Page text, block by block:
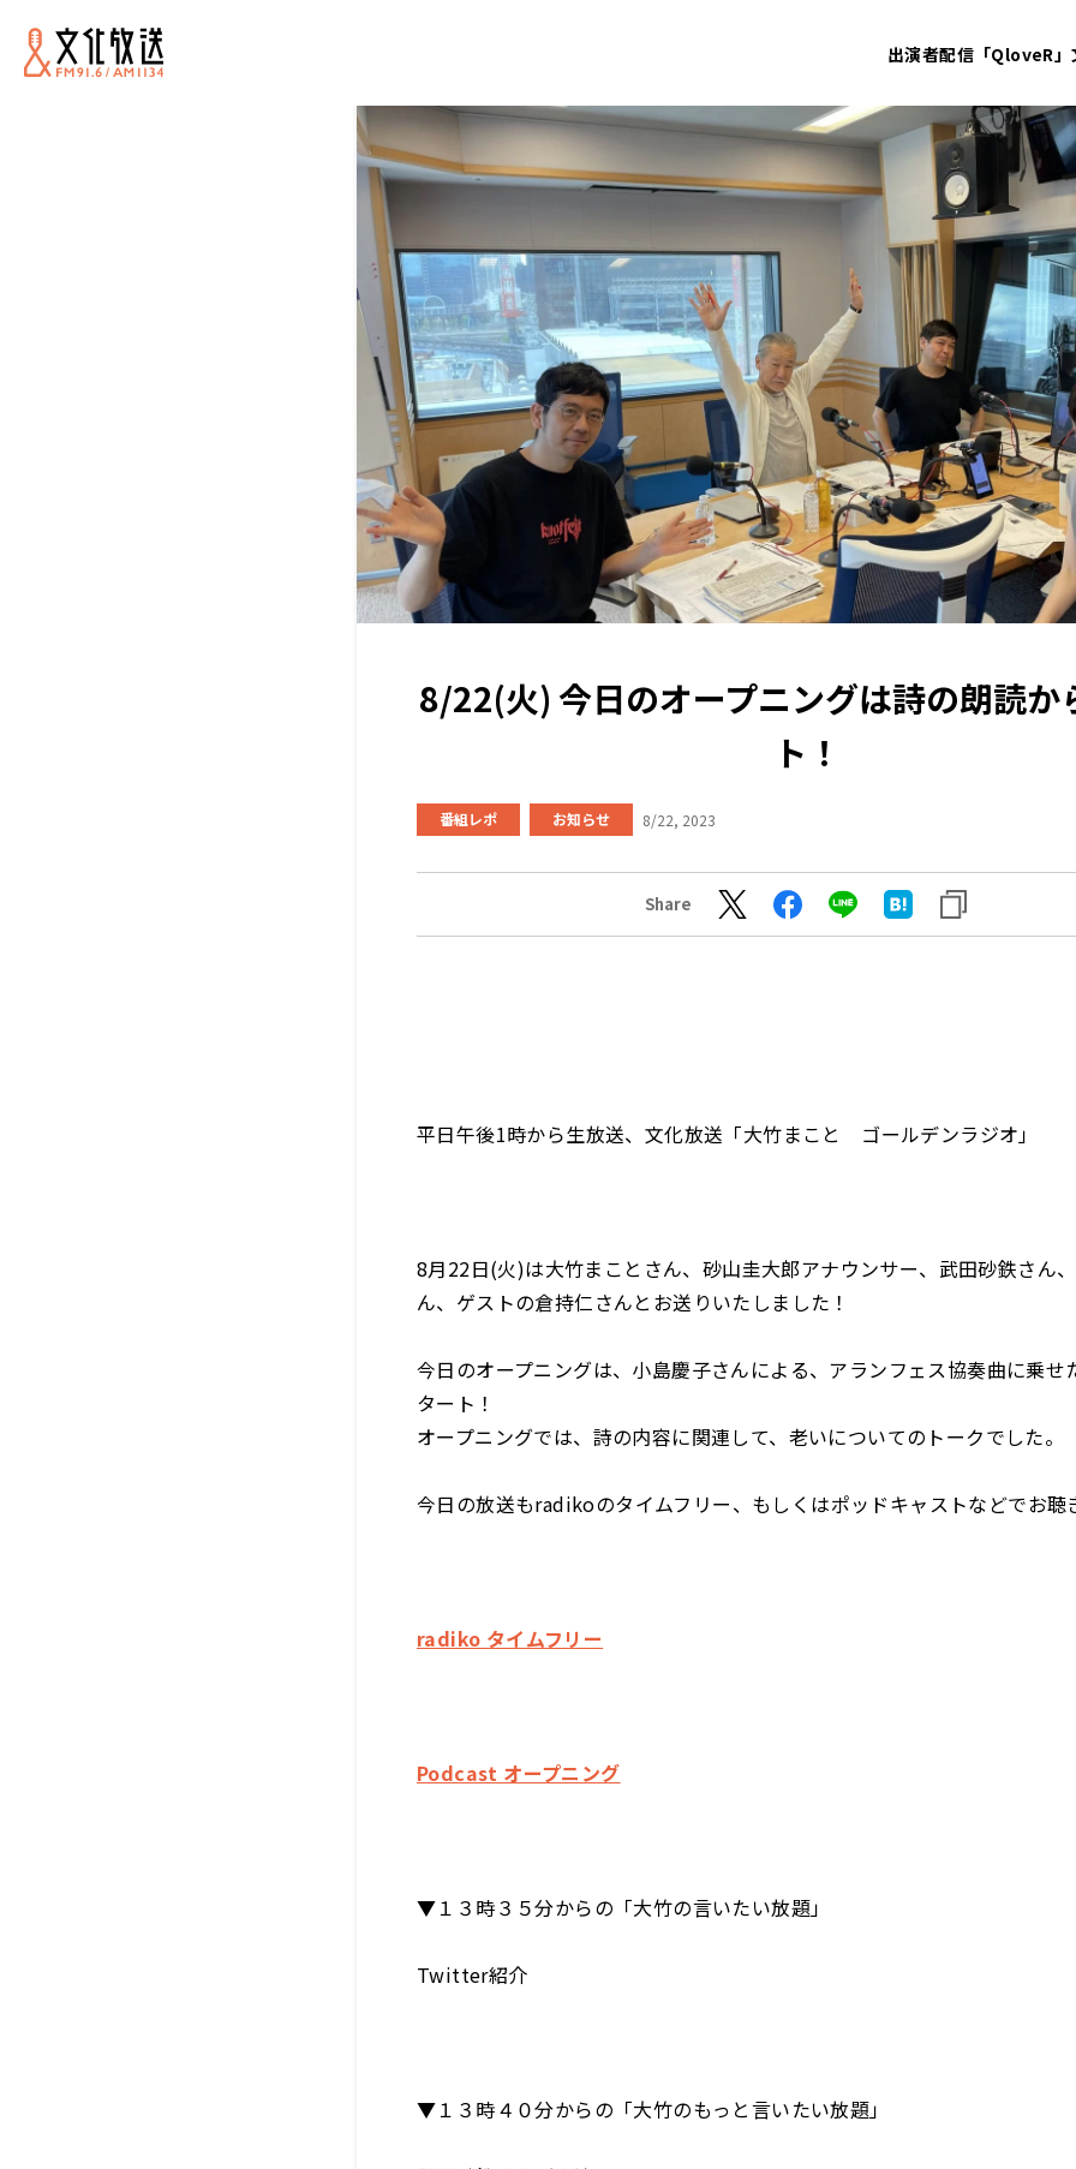
出演者配信「QloveR」
8/22(火) 今日のオープニングは詩の朗読か
ト！
番組レポ お知らせ 8/22, 2023
Share
平日午後1時から生放送、文化放送「大竹まこと ゴールデンラジオ」
8月22日(火)は大竹まことさん、砂山圭大郎アナウンサー、武田砂鉄さん
ん、ゲストの倉持仁さんとお送りいたしました！
今日のオープニングは、小島慶子さんによる、アランフェス協奏曲に乗せ
タート！
オープニングでは、詩の内容に関連して、老いについてのトークでした。
今日の放送もradikoのタイムフリー、もしくはポッドキャストなどでお聴
radiko タイムフリー
Podcast オープニング
▼１３時３５分からの「大竹の言いたい放題」
Twitter紹介
▼１３時４０分からの「大竹のもっと言いたい放題」